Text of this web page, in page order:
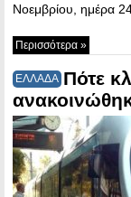
Νοεμβρίου, ημέρα
Περισσότερα »
ΕΛΛΑΔΑ Πότε